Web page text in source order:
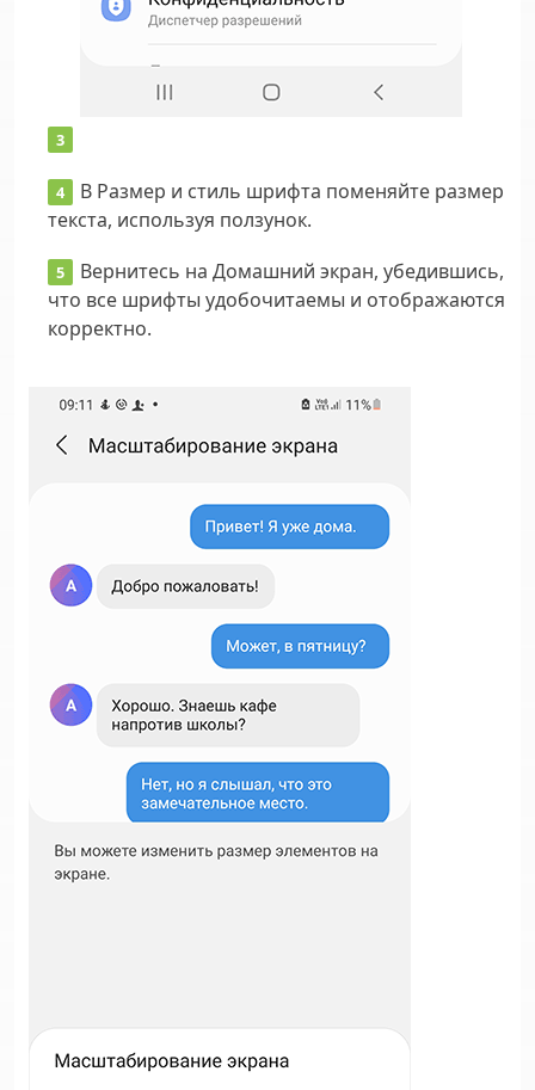
В Размер и стиль шрифта поменяйте размер
текста, используя ползунок.
Вернитесь на Домашний экран, убедившись,
что все шрифты удобочитаемы и отображаются
корректно.